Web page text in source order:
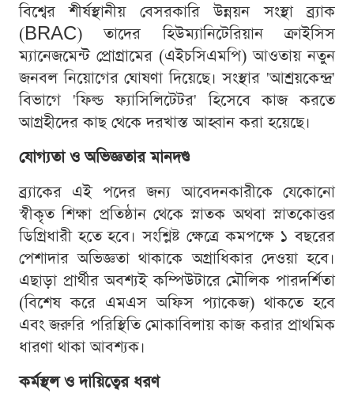
বিশ্বের শীর্ষস্থানীয় বেসরকারি উন্নয়ন সংস্থা ব্র্যাক
(BRAC) তাদের হিউম্যানিটেরিয়ান ক্রাইসিস
ম্যানেজমেন্ট প্রোগ্রামের (এইচসিএমপি) আওতায় নতুন
জনবল নিয়োগের ঘোষণা দিয়েছে। সংস্থার 'আশ্রয়কেন্দ্র'
বিভাগে 'ফিল্ড ফ্যাসিলিটেটর' হিসেবে কাজ করতে
আগ্রহীদের কাছ থেকে দরখাস্ত আহ্বান করা হয়েছে।
যোগ্যতা ও অভিজ্ঞতার মানদণ্ড
ব্র্যাকের এই পদের জন্য আবেদনকারীকে যেকোনো
স্বীকৃত শিক্ষা প্রতিষ্ঠান থেকে স্নাতক অথবা স্নাতকোত্তর
ডিগ্রিধারী হতে হবে। সংশ্লিষ্ট ক্ষেত্রে কমপক্ষে ১ বছরের
পেশাদার অভিজ্ঞতা থাকাকে অগ্রাধিকার দেওয়া হবে।
এছাড়া প্রার্থীর অবশ্যই কম্পিউটারে মৌলিক পারদর্শিতা
(বিশেষ করে এমএস অফিস প্যাকেজ) থাকতে হবে
এবং জরুরি পরিস্থিতি মোকাবিলায় কাজ করার প্রাথমিক
ধারণা থাকা আবশ্যক।
কর্মস্থল ও দায়িত্বের ধরণ